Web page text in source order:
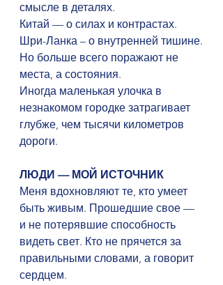
смысле в деталях.
Китай — о силах и контрастах.
Шри-Ланка – о внутренней тишине.
Но больше всего поражают не
места, а состояния.
Иногда маленькая улочка в
незнакомом городке затрагивает
глубже, чем тысячи километров
дороги.
ЛЮДИ — МОЙ ИСТОЧНИК
Меня вдохновляют те, кто умеет
быть живым. Прошедшие свое —
и не потерявшие способность
видеть свет. Кто не прячется за
правильными словами, а говорит
сердцем.